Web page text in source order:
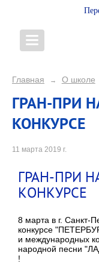
Главная → О школе
ГРАН-ПРИ
КОНКУРСЕ
11 марта 2019 г.
ГРАН-ПРИ
КОНКУРСЕ
8 марта в г. Санкт-
конкурсе
и международных
народной песни
!